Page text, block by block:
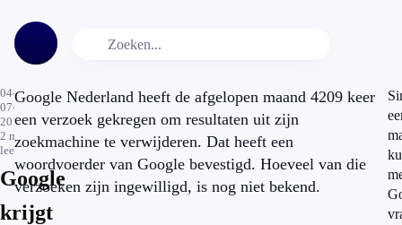
04-
07-
2014
2 min.
leestijd
Google
krijgt
Google Nederland heeft de afgelopen maand 4209 keer
een verzoek gekregen om resultaten uit zijn
zoekmachine te verwijderen. Dat heeft een
woordvoerder van Google bevestigd. Hoeveel van die
verzoeken zijn ingewilligd, is nog niet bekend.